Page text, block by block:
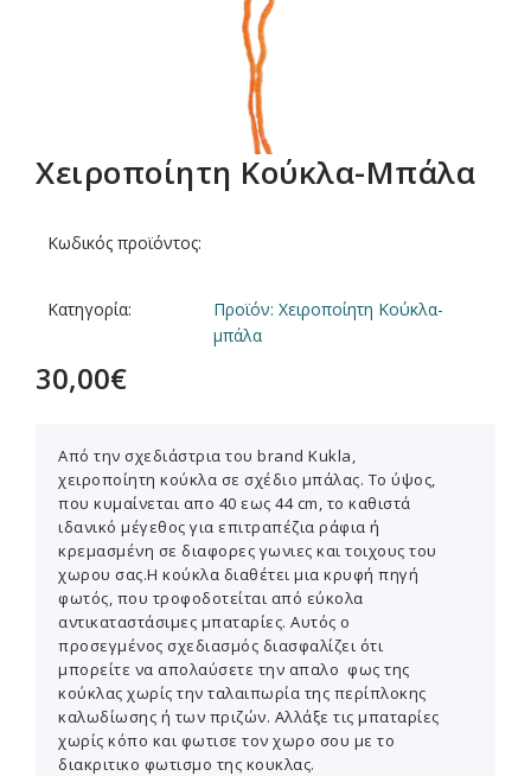
Xειροποίητη Κούκλα-Μπάλα
Κωδικός προϊόντος:
Κατηγορία:
Προϊόν: Xειροποίητη Κούκλα-
μπάλα
30,00€
Από την σχεδιάστρια του brand Κukla,
χειροποίητη κούκλα σε σχέδιο μπάλας. Το ύψος,
που κυμαίνεται απο 40 εως 44 cm, το καθιστά
ιδανικό μέγεθος για επιτραπέζια ράφια ή
κρεμασμένη σε διαφορες γωνιες και τοιχους του
χωρου σας.Η κούκλα διαθέτει μια κρυφή πηγή
φωτός, που τροφοδοτείται από εύκολα
αντικαταστάσιμες μπαταρίες. Αυτός ο
προσεγμένος σχεδιασμός διασφαλίζει ότι
μπορείτε να απολαύσετε την απαλο φως της
κούκλας χωρίς την ταλαιπωρία της περίπλοκης
καλωδίωσης ή των πριζών. Αλλάξε τις μπαταρίες
χωρίς κόπο και φωτισε τον χωρο σου με το
διακριτικο φωτισμο της κουκλας.